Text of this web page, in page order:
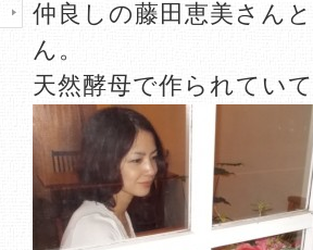
仲良しの藤田恵美さん
ん。
天然酵母で作られてい